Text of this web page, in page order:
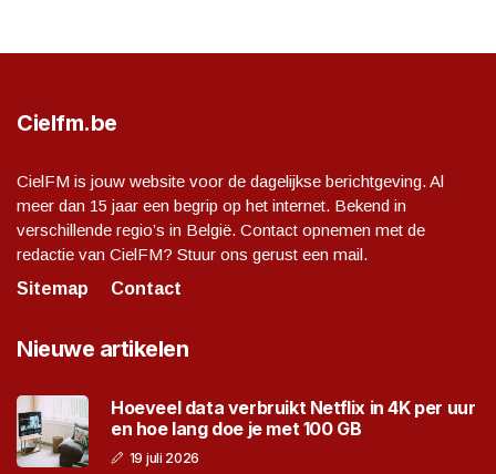
Cielfm.be
CielFM is jouw website voor de dagelijkse berichtgeving. Al
meer dan 15 jaar een begrip op het internet. Bekend in
verschillende regio’s in België. Contact opnemen met de
redactie van CielFM? Stuur ons gerust een mail.
Sitemap
Contact
Nieuwe artikelen
Hoeveel data verbruikt Netflix in 4K per uur
en hoe lang doe je met 100 GB
19 juli 2026